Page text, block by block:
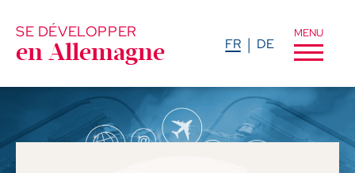
SE DÉVELOPPER
en Allemagne FR DE
MENU